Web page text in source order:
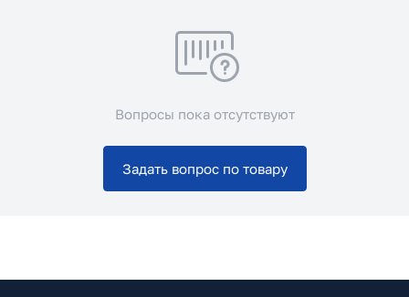
Вопросы пока отсутствуют
Задать вопрос по товару